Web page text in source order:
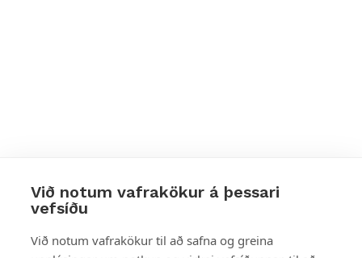
Við notum vafrakökur á þessari
vefsíðu
Við notum vafrakökur til að safna og greina
Styttu þér leið